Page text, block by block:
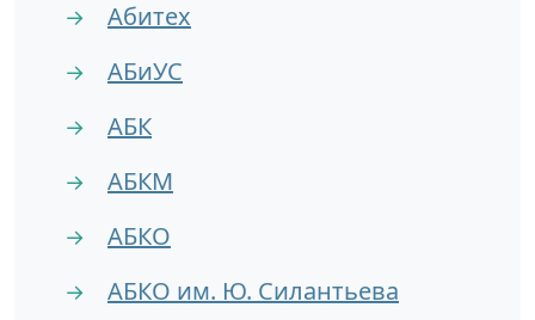
→ Абитех
→ АБиУС
→ АБК
→ АБКМ
→ АБКО
→ АБКО им. Ю. Силантьева